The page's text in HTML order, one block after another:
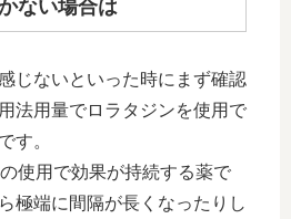
ない場合は
じないといった時にまず確認
法用量でロラタジンを使用で
す。
使用で効果が持続する薬で
極端に間隔が長くなったりし